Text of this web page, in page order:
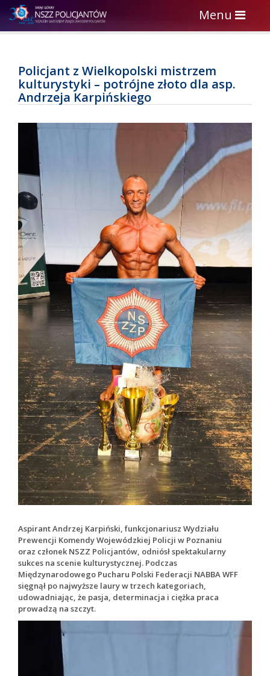
Toggle
navigation
Menu
Policjant z Wielkopolski mistrzem
kulturystyki – potrójne złoto dla asp.
Andrzeja Karpińskiego
Aspirant Andrzej Karpiński, funkcjonariusz Wydziału
Prewencji Komendy Wojewódzkiej Policji w Poznaniu
oraz członek NSZZ Policjantów, odniósł spektakularny
sukces na scenie kulturystycznej. Podczas
Międzynarodowego Pucharu Polski Federacji NABBA WFF
sięgnął po najwyższe laury w trzech kategoriach,
udowadniając, że pasja, determinacja i ciężka praca
prowadzą na szczyt.